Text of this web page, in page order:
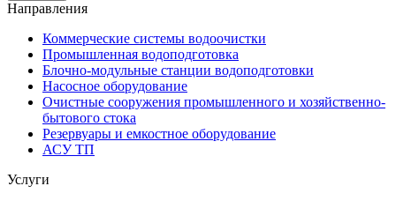
Направления
Коммерческие системы водоочистки
Промышленная водоподготовка
Блочно-модульные станции водоподготовки
Насосное оборудование
Очистные сооружения промышленного и хозяйственно-
бытового стока
Резервуары и емкостное оборудование
АСУ ТП
Услуги